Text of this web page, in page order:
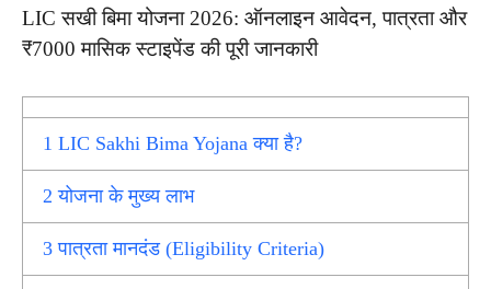
LIC सखी बिमा योजना 2026: ऑनलाइन आवेदन, पात्रता और
₹7000 मासिक स्टाइपेंड की पूरी जानकारी
1 LIC Sakhi Bima Yojana क्या है?
2 योजना के मुख्य लाभ
3 पात्रता मानदंड (Eligibility Criteria)